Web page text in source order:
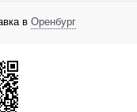
в Оренбург